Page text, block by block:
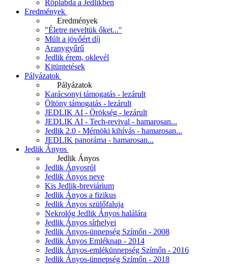
Röplabda a Jedlikben
Eredmények
Eredmények
"Életre neveltük őket..."
Múlt a jövőért díj
Aranygyűrű
Jedlik érem, oklevél
Kitüntetések
Pályázatok
Pályázatok
Karácsonyi támogatás - lezárult
Öltöny támogatás - lezárult
JEDLIK AI - Örökség - lezárult
JEDLIK AI - Tech-revival - hamarosan...
Jedlik 2.0 - Mérnöki kihívás - hamarosan...
JEDLIK panoráma - hamarosan...
Jedlik Ányos
Jedlik Ányos
Jedlik Ányosról
Jedlik Ányos neve
Kis Jedlik-breviárium
Jedlik Ányos a fizikus
Jedlik Ányos szülőfaluja
Nekrológ Jedlik Ányos halálára
Jedlik Ányos sírhelyei
Jedlik Ányos-ünnepség Szímőn - 2008
Jedlik Ányos Emléknap - 2014
Jedlik Ányos-emlékünnepség Szímőn - 2016
Jedlik Ányos-ünnepség Szímőn - 2018